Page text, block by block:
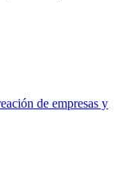
de empresas y